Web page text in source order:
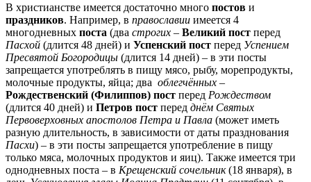
В христианстве имеется достаточно много постов и
праздников. Например, в православии имеется 4
многодневных поста (два строгих – Великий пост перед
Пасхой (длится 48 дней) и Успенский пост перед Успением
Пресвятой Богородицы (длится 14 дней) – в эти посты
запрещается употреблять в пищу мясо, рыбу, морепродукты,
молочные продукты, яйца; два облегчённых –
Рождественский (Филиппов) пост перед Рождеством
(длится 40 дней) и Петров пост перед днём Святых
Первоверховных апостолов Петра и Павла (может иметь
разную длительность, в зависимости от даты празднования
Пасхи) – в эти посты запрещается употребление в пищу
только мяса, молочных продуктов и яиц). Также имеется три
однодневных поста – в Крещенский сочельник(18 января), в